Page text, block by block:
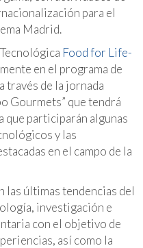
para el
Madrid.
Food for Life-
en el programa de
través de la jornada
Gourmets” que tendrá
que participarán algunas
y las
en el campo de la
las últimas tendencias del
investigación e
con el objetivo de
así como la